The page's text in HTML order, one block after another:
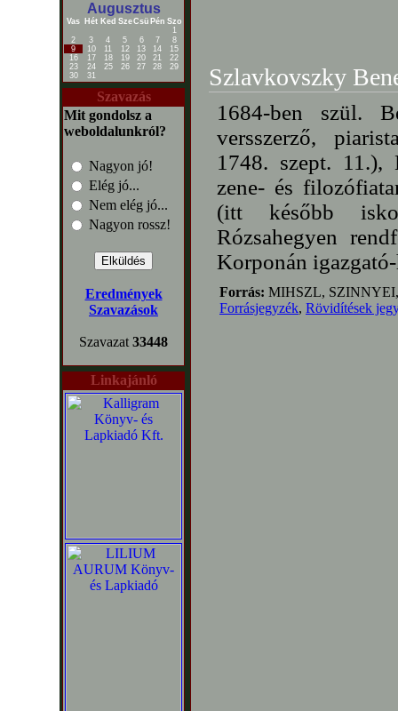
Augusztus
Vas Hét Ked SzeCsü Pén Szo
1
2
3 4 5 6 7
8
9
10 11 12 13 14
15
16
17 18 19 20 21
22
23
24 25 26 27 28
29
30
31
Szavazás
Mit gondolsz a
weboldalunkról?
Nagyon jó!
Elég jó...
Nem elég jó...
Nagyon rossz!
Eredmények
Szavazások
Szavazat 33448
Linkajánló
Szlavkovszky
1684-ben szül.
versszerző,
1748. szept. 11.),
zene- és
(itt később
Rózsahegyen
Korponán
Forrás: MIHSZL,
Forrásjegyzék, Rövidítések